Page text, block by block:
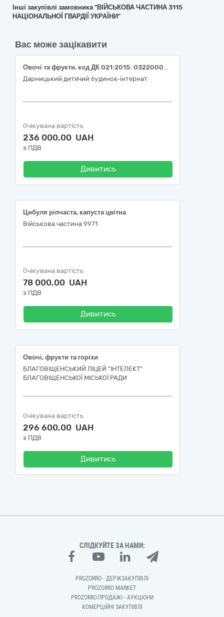
Інші закупівлі замовника "ВІЙСЬКОВА ЧАСТИНА 3115
НАЦІОНАЛЬНОЇ ГВАРДІЇ УКРАЇНИ"
Вас може зацікавити
Овочі та фрукти, код ДК 021:2015: 03220000-9 «Овочі, фрукти та горіхи»
Дарницький дитячий будинок-інтернат
Очікувана вартість
236 000,00 UAH
з ПДВ
Дивитись
Цибуля ріпчаста, капуста цвітна
Військова частина 9971
Очікувана вартість
78 000,00 UAH
з ПДВ
Дивитись
Овочі, фрукти та горіхи
БЛАГОВІЩЕНСЬКИЙ ЛІЦЕЙ "ІНТЕЛЕКТ"
БЛАГОВІЩЕНСЬКОЇ МІСЬКОЇ РАДИ
Очікувана вартість
296 600,00 UAH
з ПДВ
Дивитись
СЛІДКУЙТЕ ЗА НАМИ:
PROZORRO - ДЕРЖЗАКУПІВЛІ
PROZORRO MARKET
PROZORRO.ПРОДАЖІ - АУКЦІОНИ
КОМЕРЦІЙНІ ЗАКУПІВЛІ